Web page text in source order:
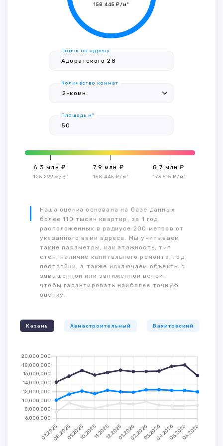
158 445 ₽/м²
Поиск по адресу
Количество комнат
Площадь м²
6.3 млн ₽
125 292 ₽/м²
7.9 млн ₽
158 445 ₽/м²
8.7 млн ₽
173 515 ₽/м²
Наша оценка основана на базе данных
более 110 тысяч квартир, за 1 год,
расположенных в радиусе 200 метров от
указанного вами адреса. Мы учитываем
такие параметры, как этажность, тип
стен, наличие капитального ремонта, год
постройки, а также исключаем объекты с
завышенной или заниженной ценой,
чтобы гарантировать наиболее точную
оценку.
Казань Авиастроительный Вахитовский